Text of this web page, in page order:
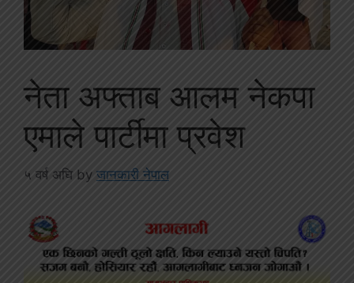
नेता अफ्ताब आलम नेकपा
एमाले पार्टीमा प्रवेश
५ वर्ष अघि by जानकारी नेपाल